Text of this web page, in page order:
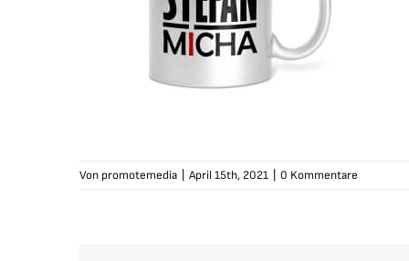
Von promotemedia April 15th, 2021 0 Kommentare